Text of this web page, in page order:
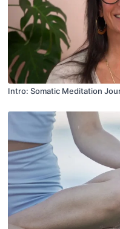
Intro: Somatic Meditation